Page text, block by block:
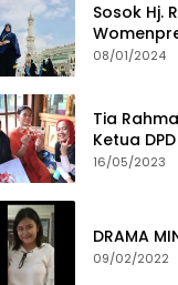
Sosok Hj.
Yang
08/01/2024
Tia
Ketua
16/05/2023
DRAMA
09/02/2022